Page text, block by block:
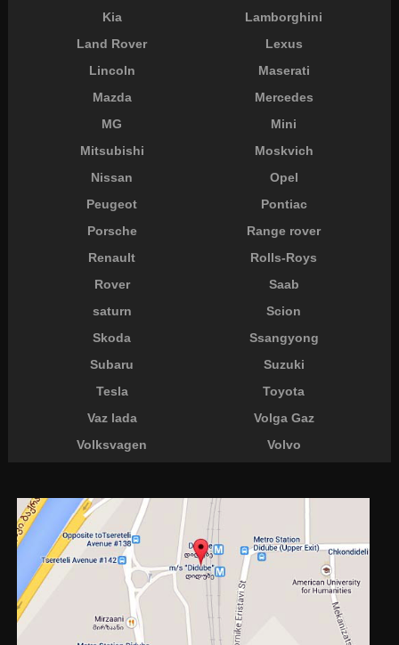
Kia
Lamborghini
Land Rover
Lexus
Lincoln
Maserati
Mazda
Mercedes
MG
Mini
Mitsubishi
Moskvich
Nissan
Opel
Peugeot
Pontiac
Porsche
Range rover
Renault
Rolls-Roys
Rover
Saab
saturn
Scion
Skoda
Ssangyong
Subaru
Suzuki
Tesla
Toyota
Vaz lada
Volga Gaz
Volksvagen
Volvo